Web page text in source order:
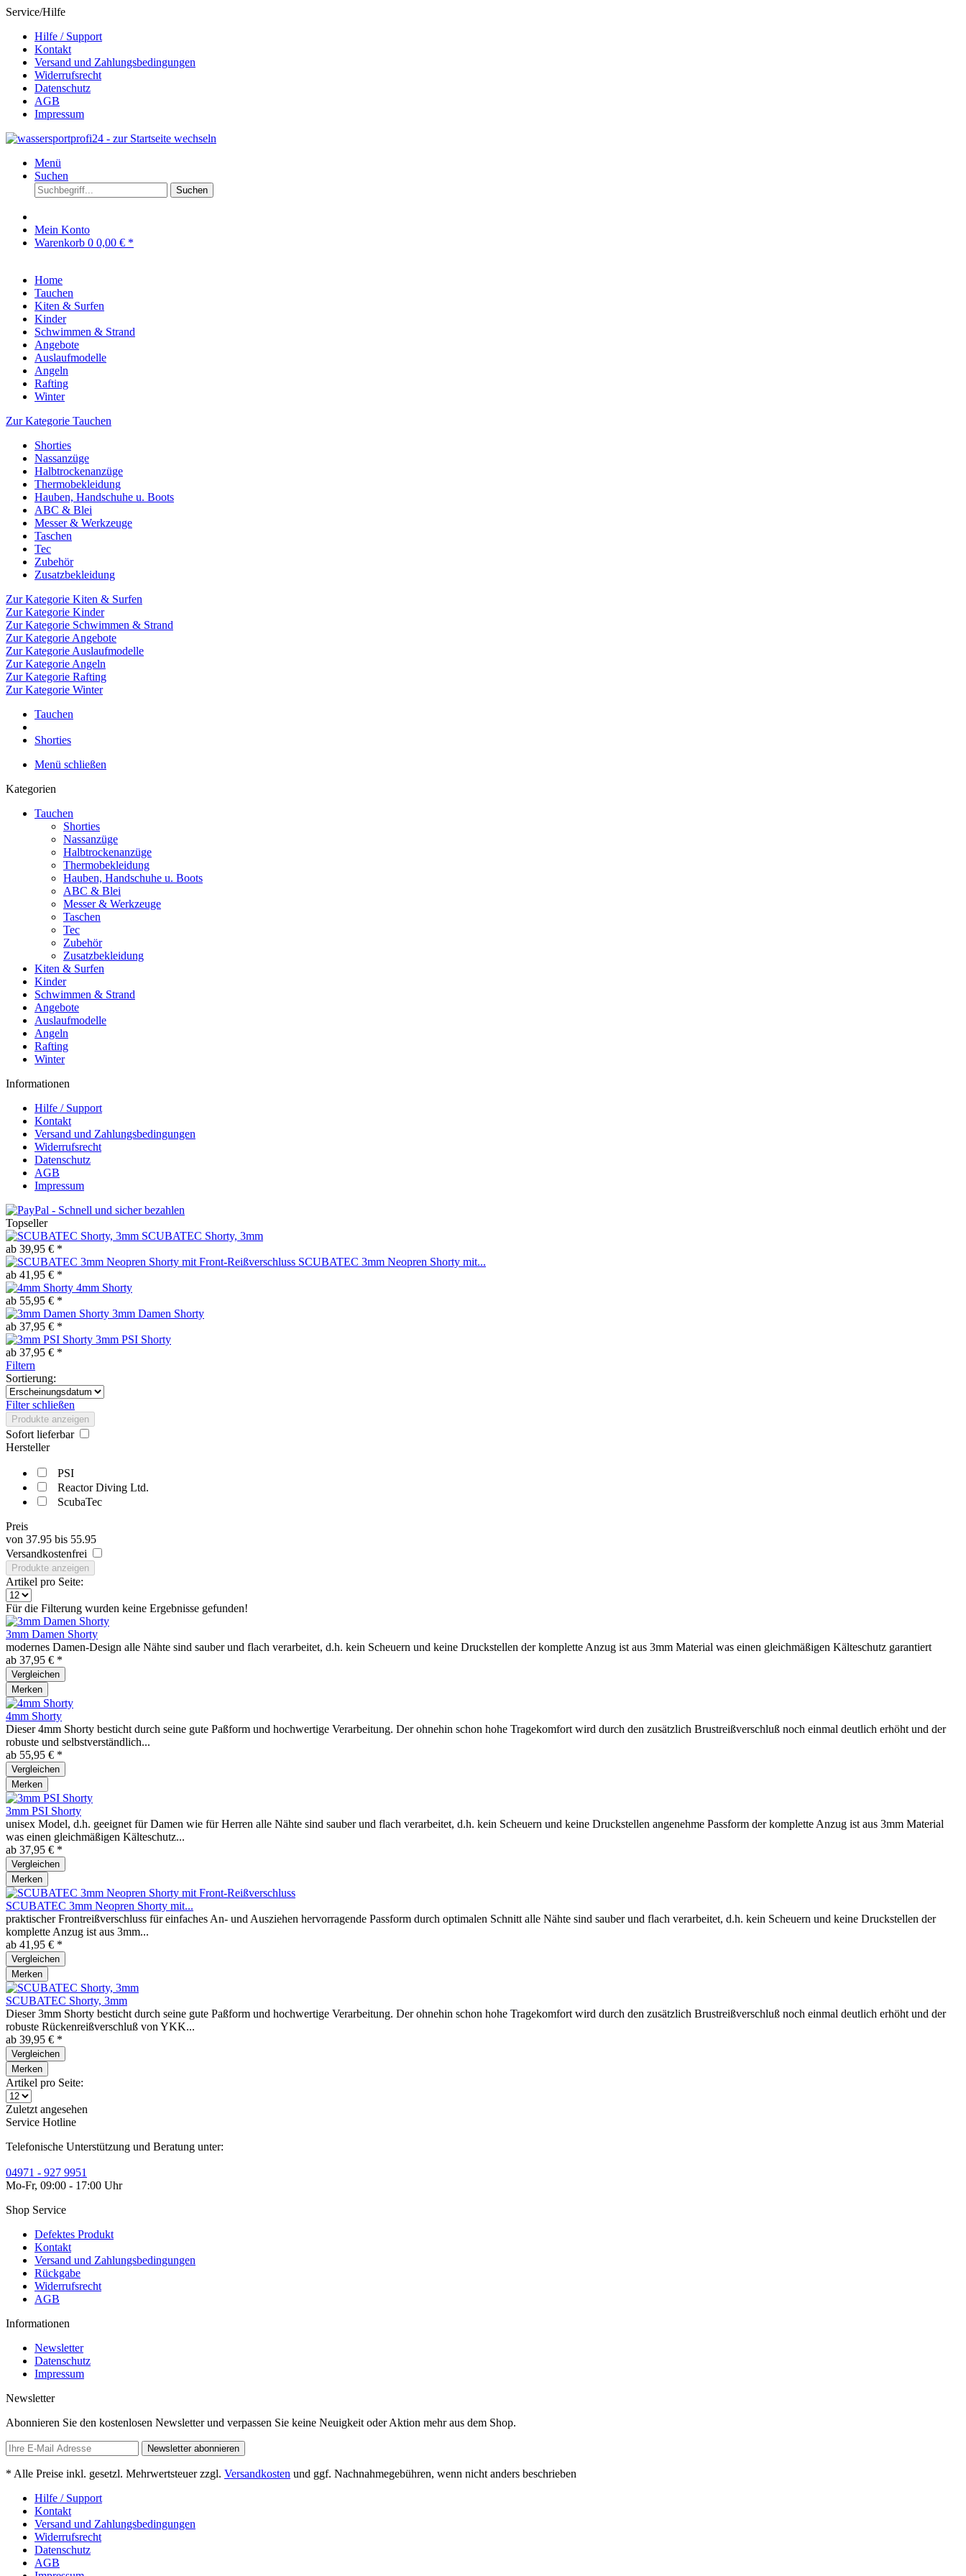
Service/Hilfe
Hilfe / Support
Kontakt
Versand und Zahlungsbedingungen
Widerrufsrecht
Datenschutz
AGB
Impressum
Menü
Suchen
Suchen
Mein Konto
Warenkorb 0 0,00 € *
Home
Tauchen
Kiten & Surfen
Kinder
Schwimmen & Strand
Angebote
Auslaufmodelle
Angeln
Rafting
Winter
Zur Kategorie Tauchen
Shorties
Nassanzüge
Halbtrockenanzüge
Thermobekleidung
Hauben, Handschuhe u. Boots
ABC & Blei
Messer & Werkzeuge
Taschen
Tec
Zubehör
Zusatzbekleidung
Zur Kategorie Kiten & Surfen
Zur Kategorie Kinder
Zur Kategorie Schwimmen & Strand
Zur Kategorie Angebote
Zur Kategorie Auslaufmodelle
Zur Kategorie Angeln
Zur Kategorie Rafting
Zur Kategorie Winter
Tauchen
Shorties
Menü schließen
Kategorien
Tauchen
Shorties
Nassanzüge
Halbtrockenanzüge
Thermobekleidung
Hauben, Handschuhe u. Boots
ABC & Blei
Messer & Werkzeuge
Taschen
Tec
Zubehör
Zusatzbekleidung
Kiten & Surfen
Kinder
Schwimmen & Strand
Angebote
Auslaufmodelle
Angeln
Rafting
Winter
Informationen
Hilfe / Support
Kontakt
Versand und Zahlungsbedingungen
Widerrufsrecht
Datenschutz
AGB
Impressum
Topseller
SCUBATEC Shorty, 3mm
ab 39,95 € *
SCUBATEC 3mm Neopren Shorty mit...
ab 41,95 € *
4mm Shorty
ab 55,95 € *
3mm Damen Shorty
ab 37,95 € *
3mm PSI Shorty
ab 37,95 € *
Filtern
Sortierung:
Filter schließen
Produkte anzeigen
Sofort lieferbar
Hersteller
PSI
Reactor Diving Ltd.
ScubaTec
Preis
von 37.95 bis 55.95
Versandkostenfrei
Produkte anzeigen
Artikel pro Seite:
Für die Filterung wurden keine Ergebnisse gefunden!
3mm Damen Shorty
modernes Damen-Design alle Nähte sind sauber und flach verarbeitet, d.h. kein Scheuern und keine Druckstellen der komplette Anzug ist aus 3mm Material was einen gleichmäßigen Kälteschutz garantiert
ab 37,95 € *
Vergleichen
Merken
4mm Shorty
Dieser 4mm Shorty besticht durch seine gute Paßform und hochwertige Verarbeitung. Der ohnehin schon hohe Tragekomfort wird durch den zusätzlich Brustreißverschluß noch einmal deutlich erhöht und der
robuste und selbstverständlich...
ab 55,95 € *
Vergleichen
Merken
3mm PSI Shorty
unisex Model, d.h. geeignet für Damen wie für Herren alle Nähte sind sauber und flach verarbeitet, d.h. kein Scheuern und keine Druckstellen angenehme Passform der komplette Anzug ist aus 3mm Material
was einen gleichmäßigen Kälteschutz...
ab 37,95 € *
Vergleichen
Merken
SCUBATEC 3mm Neopren Shorty mit...
praktischer Frontreißverschluss für einfaches An- und Ausziehen hervorragende Passform durch optimalen Schnitt alle Nähte sind sauber und flach verarbeitet, d.h. kein Scheuern und keine Druckstellen der
komplette Anzug ist aus 3mm...
ab 41,95 € *
Vergleichen
Merken
SCUBATEC Shorty, 3mm
Dieser 3mm Shorty besticht durch seine gute Paßform und hochwertige Verarbeitung. Der ohnehin schon hohe Tragekomfort wird durch den zusätzlich Brustreißverschluß noch einmal deutlich erhöht und der
robuste Rückenreißverschluß von YKK...
ab 39,95 € *
Vergleichen
Merken
Artikel pro Seite:
Zuletzt angesehen
Service Hotline
Telefonische Unterstützung und Beratung unter:
04971 - 927 9951
Mo-Fr, 09:00 - 17:00 Uhr
Shop Service
Defektes Produkt
Kontakt
Versand und Zahlungsbedingungen
Rückgabe
Widerrufsrecht
AGB
Informationen
Newsletter
Datenschutz
Impressum
Newsletter
Abonnieren Sie den kostenlosen Newsletter und verpassen Sie keine Neuigkeit oder Aktion mehr aus dem Shop.
Newsletter abonnieren
* Alle Preise inkl. gesetzl. Mehrwertsteuer zzgl. Versandkosten und ggf. Nachnahmegebühren, wenn nicht anders beschrieben
Hilfe / Support
Kontakt
Versand und Zahlungsbedingungen
Widerrufsrecht
Datenschutz
AGB